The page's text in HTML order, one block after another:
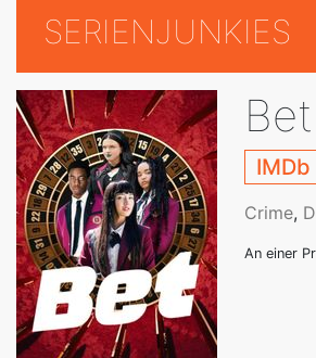
SERIENJUNKIES
Bet
IMDb
Crime,
An einer